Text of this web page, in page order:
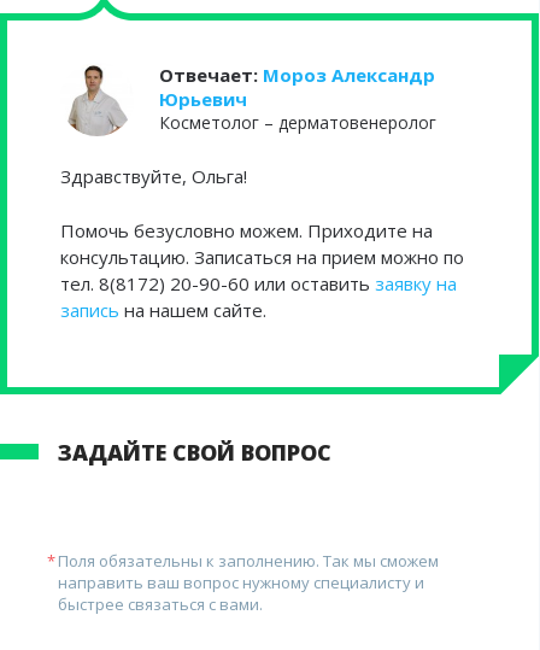
Отвечает: Мороз Александр
Юрьевич
Косметолог – дерматовенеролог
Здравствуйте, Ольга!
Помочь безусловно можем. Приходите на
консультацию. Записаться на прием можно по
тел. 8(8172) 20-90-60 или оставить заявку на
запись на нашем сайте.
ЗАДАЙТЕ СВОЙ ВОПРОС
Поля обязательны к заполнению. Так мы сможем
направить ваш вопрос нужному специалисту и
быстрее связаться с вами.